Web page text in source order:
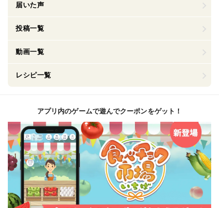
届いた声
投稿一覧
動画一覧
レシピ一覧
アプリ内のゲームで遊んでクーポンをゲット！